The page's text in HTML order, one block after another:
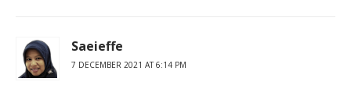
Saeieffe
7 DECEMBER 2021 AT 6:14 PM